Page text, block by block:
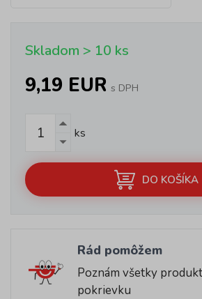
Skladom > 10 ks
9,19 EUR s DPH
ks
DO KOŠÍKA
Rád pomôžem
Poznám všetky
pokrievku